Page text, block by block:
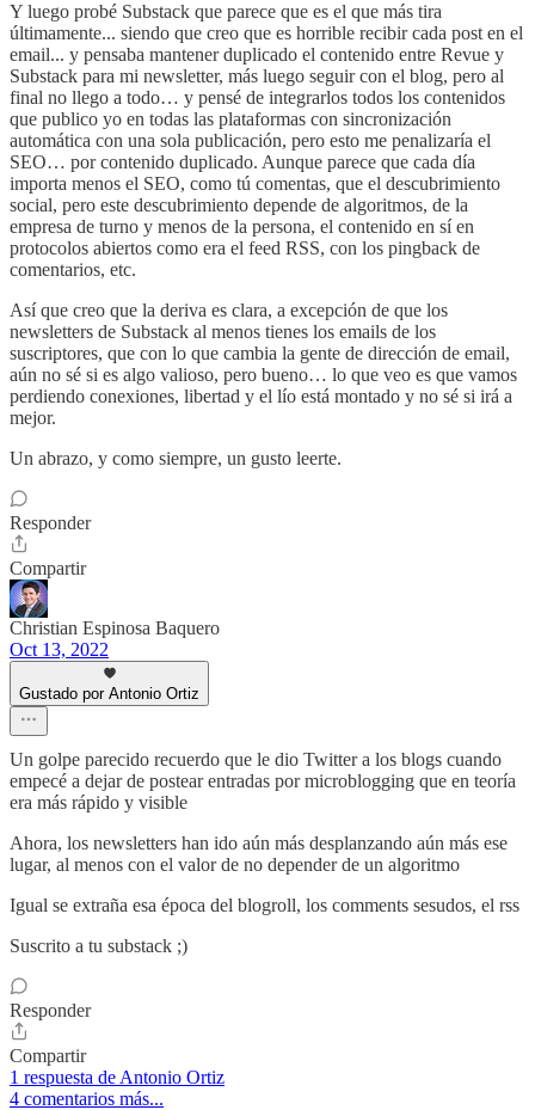
Y luego probé Substack que parece que es el que más tira
últimamente... siendo que creo que es horrible recibir cada post en el
email... y pensaba mantener duplicado el contenido entre Revue y
Substack para mi newsletter, más luego seguir con el blog, pero al
final no llego a todo… y pensé de integrarlos todos los contenidos
que publico yo en todas las plataformas con sincronización
automática con una sola publicación, pero esto me penalizaría el
SEO… por contenido duplicado. Aunque parece que cada día
importa menos el SEO, como tú comentas, que el descubrimiento
social, pero este descubrimiento depende de algoritmos, de la
empresa de turno y menos de la persona, el contenido en sí en
protocolos abiertos como era el feed RSS, con los pingback de
comentarios, etc.
Así que creo que la deriva es clara, a excepción de que los
newsletters de Substack al menos tienes los emails de los
suscriptores, que con lo que cambia la gente de dirección de email,
aún no sé si es algo valioso, pero bueno… lo que veo es que vamos
perdiendo conexiones, libertad y el lío está montado y no sé si irá a
mejor.
Un abrazo, y como siempre, un gusto leerte.
Responder
Compartir
Christian Espinosa Baquero
Oct 13, 2022
Gustado por Antonio Ortiz
Un golpe parecido recuerdo que le dio Twitter a los blogs cuando
empecé a dejar de postear entradas por microblogging que en teoría
era más rápido y visible
Ahora, los newsletters han ido aún más desplanzando aún más ese
lugar, al menos con el valor de no depender de un algoritmo
Igual se extraña esa época del blogroll, los comments sesudos, el rss
Suscrito a tu substack ;)
Responder
Compartir
1 respuesta de Antonio Ortiz
4 comentarios más...